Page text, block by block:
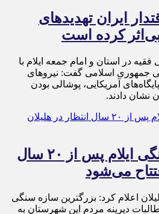
ایران تهدیدهای
کرده است
فقیه در استان و امام جمعه ایلام با
جمهوری اسلامی گفت: نیروهای
آمریکایی، پوشالی بودن
نشان دادند.
بزرگترین سازه سنگی ایلام پس از ۲۰ سال
می‌شود
اعلام کرد: بزرگترین سازه سنگی
دیرینه مردم این شهرستان به